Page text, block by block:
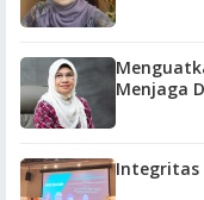
Menjaga
Integritas